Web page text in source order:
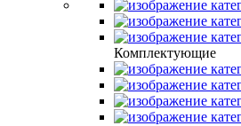
Комплектующие